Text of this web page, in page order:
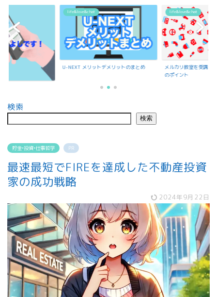
life&love&chat
U-NEXT メリットデメリットのまとめ
life&love&chat
メルカリ教室を受講で
のポイント
検索
検索
貯金•投資•仕事哲学 PR
最速最短でFIREを達成した不動産投資
家の成功戦略
2024年9月22日